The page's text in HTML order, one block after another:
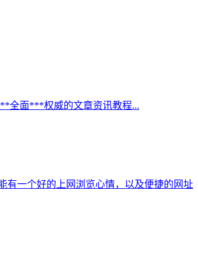
全面***权威的文章资讯教程...
有一个好的上网浏览心情，以及便捷的网址